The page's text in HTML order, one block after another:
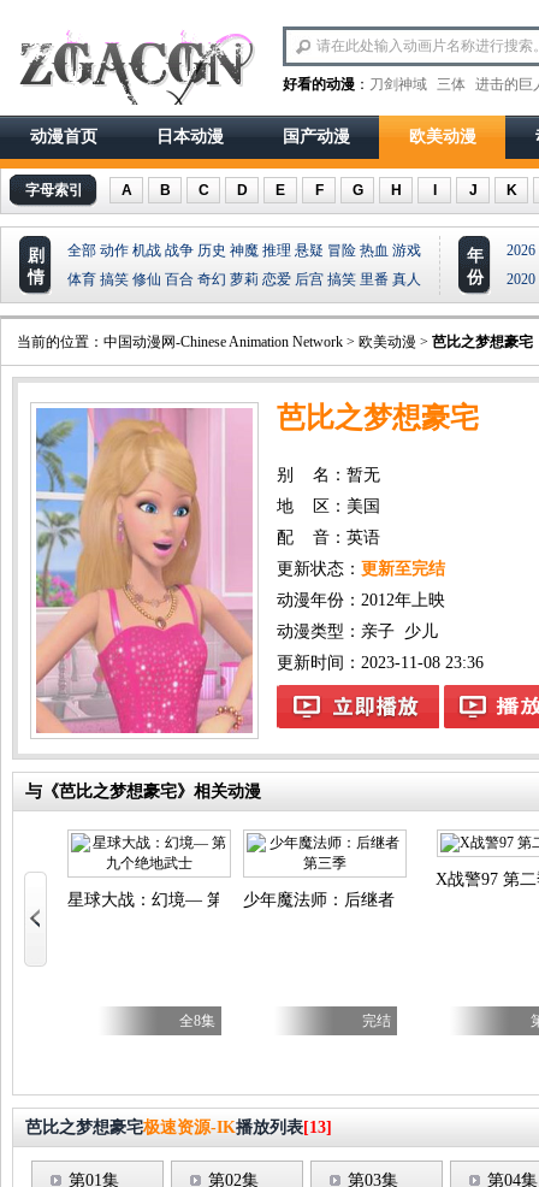
好看的动漫 ： 刀剑神域 三体 进击的巨
动漫首页 日本动漫 国产动漫 欧美动漫
字母索引 A B C D E F G H J K
剧
情
全部 动作 机战 战争 历史 神魔 推理 悬疑 冒险 热血 游戏
体育 搞笑 修仙 百合 奇幻 萝莉 恋爱 后宫 搞笑 里番 真人
年
份
2026
2020
当前的位置： 中国动漫网-Chinese Animation Network > 欧美动漫 > 芭比之梦想豪宅
芭比之梦想豪宅
别 名：暂无
地 区：美国
配 音：英语
更新状态： 更新至完结
动漫年份： 2012年上映
动漫类型： 亲子 少儿
更新时间：2023-11-08 23:36
与《芭比之梦想豪宅》相关动漫
星球大战：幻境— 第九个绝地武士
全8集
少年魔法师：后继者 第三季
完结
X战警97 第
芭比之梦想豪宅极速资源-IK播放列表[13]
第01集 第02集 第03集 第04集